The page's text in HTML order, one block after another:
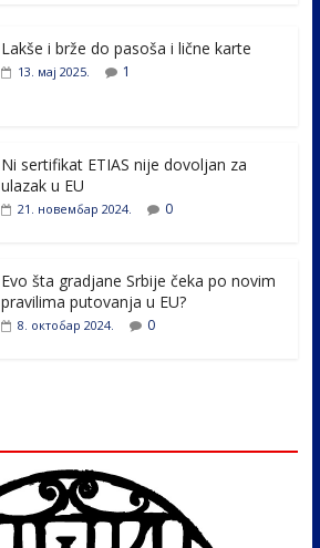
e
er ar
e
Lakše i brže do pasoša i lične karte
13. мај 2025. 1
Ni sertifikat ETIAS nije dovoljan za
ulazak u EU
21. новембар 2024. 0
Evo šta gradjane Srbije čeka po novim
pravilima putovanja u EU?
8. октобар 2024. 0